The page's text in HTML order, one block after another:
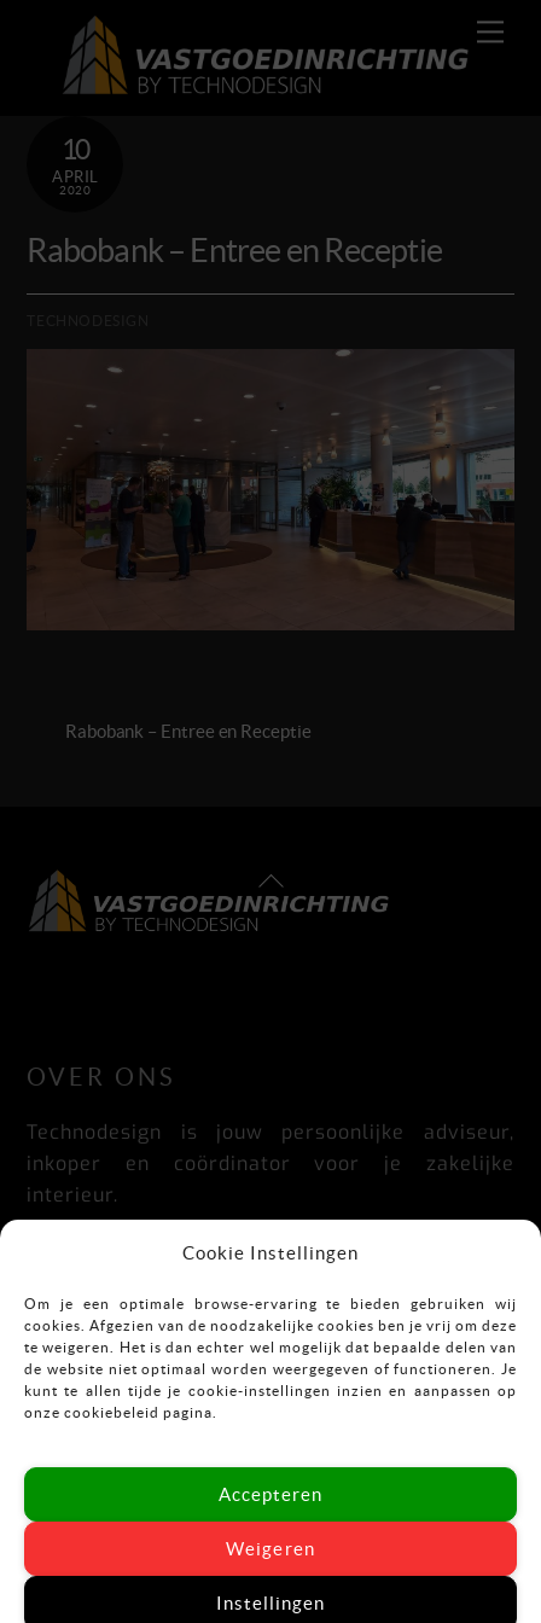
Cookie Instellingen
Om je een optimale browse-ervaring te bieden gebruiken wij
cookies. Afgezien van de noodzakelijke cookies ben je vrij om deze
te weigeren. Het is dan echter wel mogelijk dat bepaalde delen van
de website niet optimaal worden weergegeven of functioneren. Je
kunt te allen tijde je cookie-instellingen inzien en aanpassen op
onze cookiebeleid pagina.
Accepteren
Weigeren
Instellingen
content
10
APRIL
2020
Rabobank – Entree en Receptie
Rabobank – Entree en Receptie
Back
To
OVER ONS
Technodesign is jouw persoonlijke adviseur,
inkoper en coördinator voor je zakelijke
interieur.
Praktisch, doordacht, stijlvol en flexibel.
CONTACT
Mekkelholtsweg 7
E:info@vastgoedinrichting.nl
© Technodesign 2024